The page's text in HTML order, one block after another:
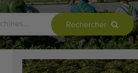
Rechercher